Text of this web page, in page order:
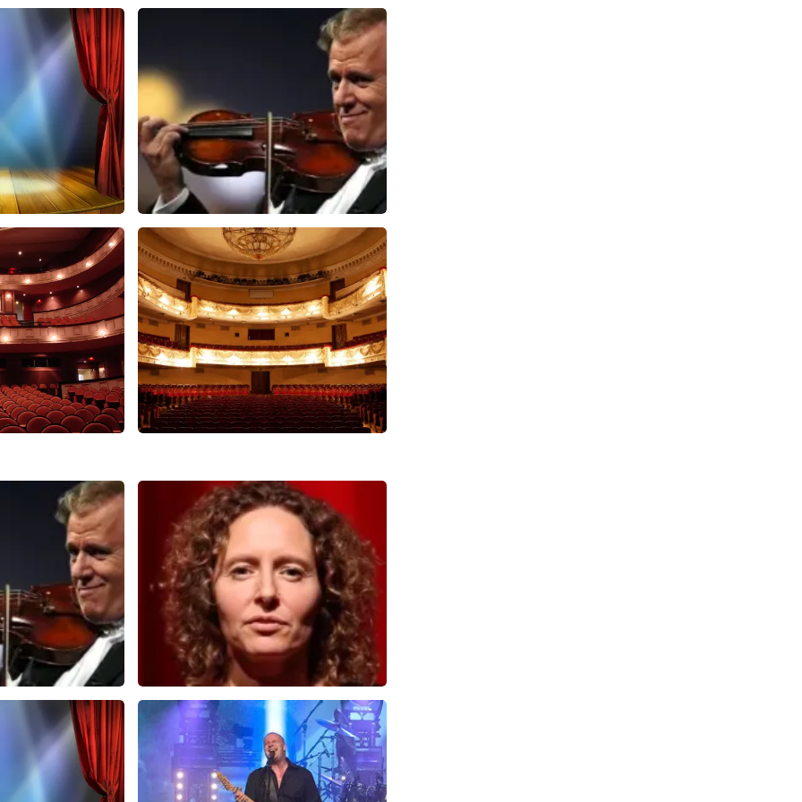
reviews
Andre Rieu
5606+reviews
BEKIJKEN
reviews 704+reviews
BEKIJKEN
Esther van der Voort
488 laatste 30 minuten
BESTEL NU